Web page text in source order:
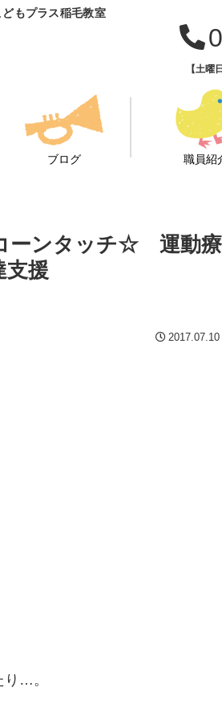
もプラス稲毛教室
【土曜
ブログ 職員紹
ーンタッチ☆ 運動療
支援
2017.07.10
り…。